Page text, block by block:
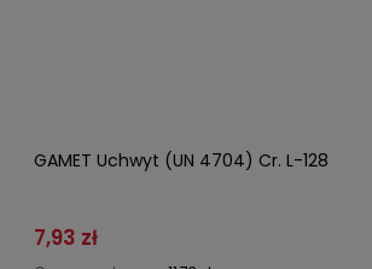
GAMET Uchwyt (UN 4704) Cr. L-128
7,93 zł